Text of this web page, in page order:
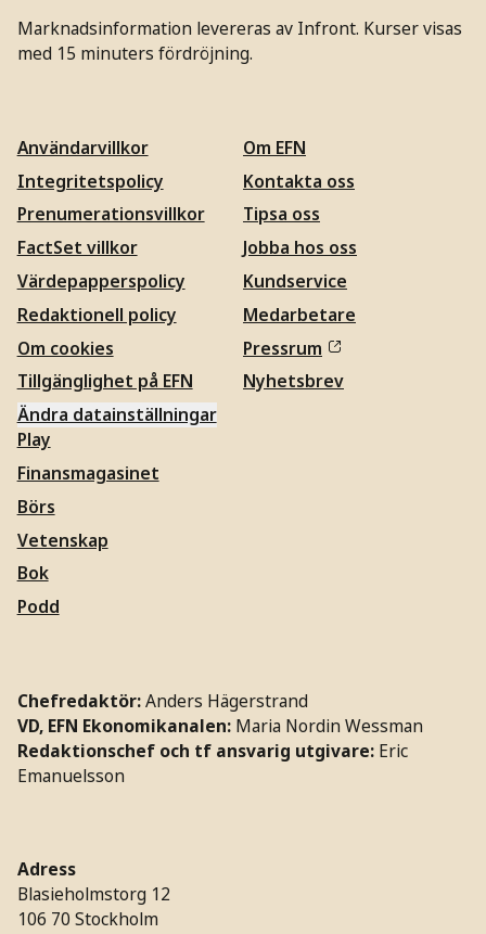
Marknadsinformation levereras av Infront. Kurser visas
med 15 minuters fördröjning.
Användarvillkor
Integritetspolicy
Prenumerationsvillkor
FactSet villkor
Värdepapperspolicy
Redaktionell policy
Om cookies
Tillgänglighet på EFN
Ändra datainställningar
Om EFN
Kontakta oss
Tipsa oss
Jobba hos oss
Kundservice
Medarbetare
Pressrum
Nyhetsbrev
Play
Finansmagasinet
Börs
Vetenskap
Bok
Podd
Chefredaktör:Anders Hägerstrand
VD, EFN Ekonomikanalen: Maria Nordin Wessman
Redaktionschef och tf ansvarig utgivare: Eric
Emanuelsson
Adress
Blasieholmstorg 12
106 70 Stockholm